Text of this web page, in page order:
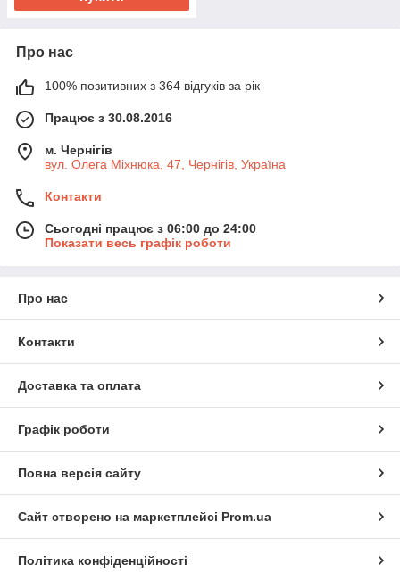
Про нас
100% позитивних з 364 відгуків за рік
Працює з 30.08.2016
м. Чернігів
вул. Олега Міхнюка, 47, Чернігів, Україна
Контакти
Сьогодні працює з 06:00 до 24:00
Показати весь графік роботи
Про нас
Контакти
Доставка та оплата
Графік роботи
Повна версія сайту
Сайт створено на маркетплейсі Prom.ua
Політика конфіденційності